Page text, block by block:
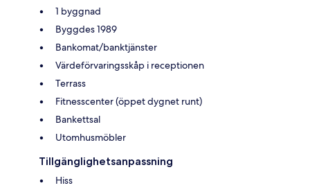
1 byggnad
Byggdes 1989
Bankomat/banktjänster
Värdeförvaringsskåp i receptionen
Terrass
Fitnesscenter (öppet dygnet runt)
Bankettsal
Utomhusmöbler
Tillgänglighetsanpassning
Hiss